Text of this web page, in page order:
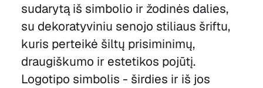
sudarytą iš simbolio ir žodinės dalies,
su dekoratyviniu senojo stiliaus šriftu,
kuris perteikė šiltų prisiminimų,
draugiškumo ir estetikos pojūtį.
Logotipo simbolis - širdies ir iš jos